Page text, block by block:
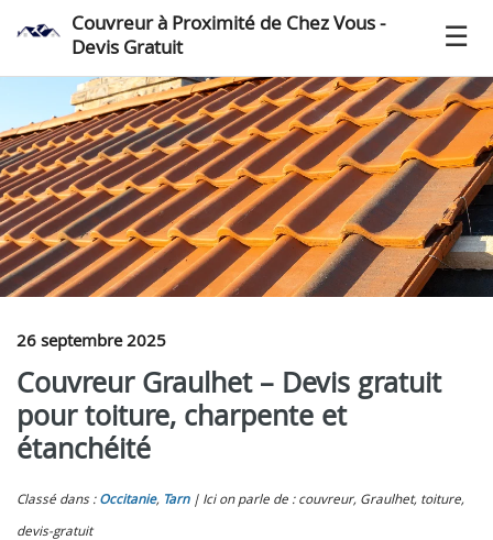
Couvreur à Proximité de Chez Vous -
Devis Gratuit
26 septembre 2025
Couvreur Graulhet – Devis gratuit
pour toiture, charpente et
étanchéité
Classé dans : Occitanie, Tarn
Ici on parle de : couvreur, Graulhet, toiture,
devis-gratuit